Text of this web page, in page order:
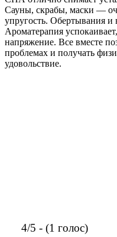
Сауны, скрабы, маски —
упругость. Обертывания и
Ароматерапия
напряжение. Все вместе
проблемах и получать
удовольствие.
4/5 - (1 голос)